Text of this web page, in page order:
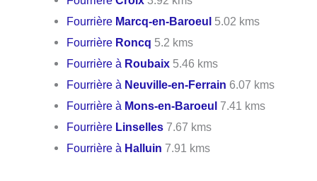
Fourrière Marcq-en-Baroeul 5.02 kms
Fourrière Roncq 5.2 kms
Fourrière à Roubaix 5.46 kms
Fourrière à Neuville-en-Ferrain 6.07 kms
Fourrière à Mons-en-Baroeul 7.41 kms
Fourrière Linselles 7.67 kms
Fourrière à Halluin 7.91 kms